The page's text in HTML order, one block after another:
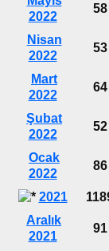
2022
58
Nisan
2022
53
Mart
2022
64
Şubat
2022
52
Ocak
2022
86
2021
Aralık
2021
91